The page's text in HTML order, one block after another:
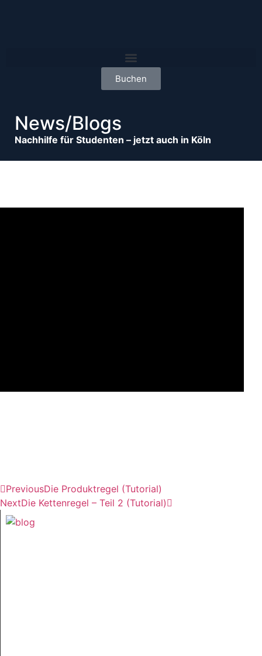
Buchen
News/Blogs
Nachhilfe für Studenten – jetzt auch in Köln
PreviousDie Produktregel (Tutorial)
NextDie Kettenregel – Teil 2 (Tutorial)